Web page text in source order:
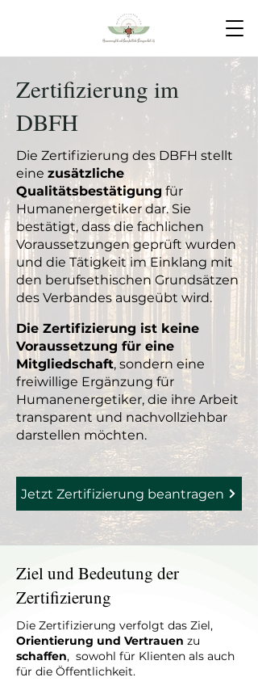
Zertifizierung im
DBFH
Die Zertifizierung des DBFH stellt
eine zusätzliche
Qualitätsbestätigung für
Humanenergetiker dar. Sie
bestätigt, dass die fachlichen
Voraussetzungen geprüft wurden
und die Tätigkeit im Einklang mit
den berufsethischen Grundsätzen
des Verbandes ausgeübt wird.
Die Zertifizierung ist keine
Voraussetzung für eine
Mitgliedschaft, sondern eine
freiwillige Ergänzung für
Humanenergetiker, die ihre Arbeit
transparent und nachvollziehbar
darstellen möchten.
Jetzt Zertifizierung beantragen
Ziel und Bedeutung der
Zertifizierung
Die Zertifizierung verfolgt das Ziel,
Orientierung und Vertrauen zu
schaffen, sowohl für Klienten als auch
für die Öffentlichkeit.